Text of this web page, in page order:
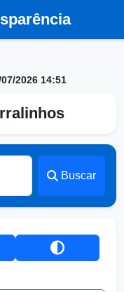
2026 14:51
Buscar